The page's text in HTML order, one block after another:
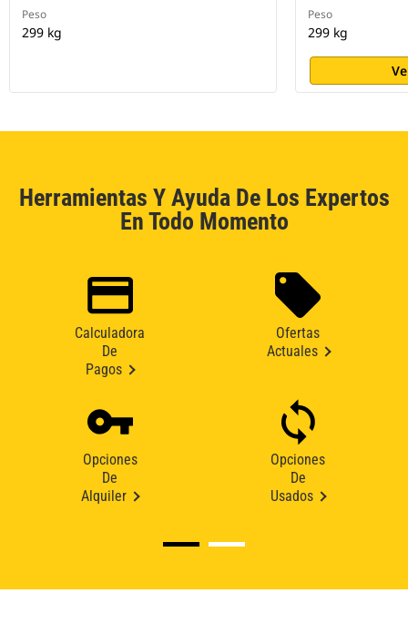
Peso
299 kg
Peso
299 kg
Herramientas Y Ayuda De Los Expertos
En Todo Momento
Calculadora
De
Pagos
Ofertas
Actuales
Opciones
De
Alquiler
Opciones
De
Usados